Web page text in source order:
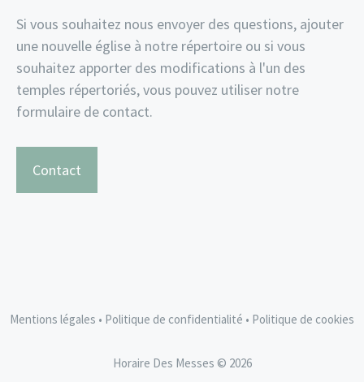
Si vous souhaitez nous envoyer des questions, ajouter
une nouvelle église à notre répertoire ou si vous
souhaitez apporter des modifications à l'un des
temples répertoriés, vous pouvez utiliser notre
formulaire de contact.
Contact
Mentions légales • Politique de confidentialité • Politique de cookies
Horaire Des Messes © 2026